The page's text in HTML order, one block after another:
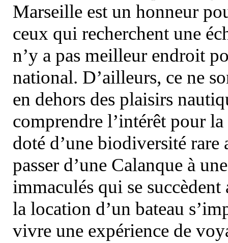
Marseille est un honneur
ceux qui recherchent une
n’y a pas meilleur endroit
national. D’ailleurs, ce ne
en dehors des plaisirs
comprendre l’intérêt pour
doté d’une biodiversité
passer d’une Calanque à
immaculés qui se
la location d’un bateau
vivre une expérience de